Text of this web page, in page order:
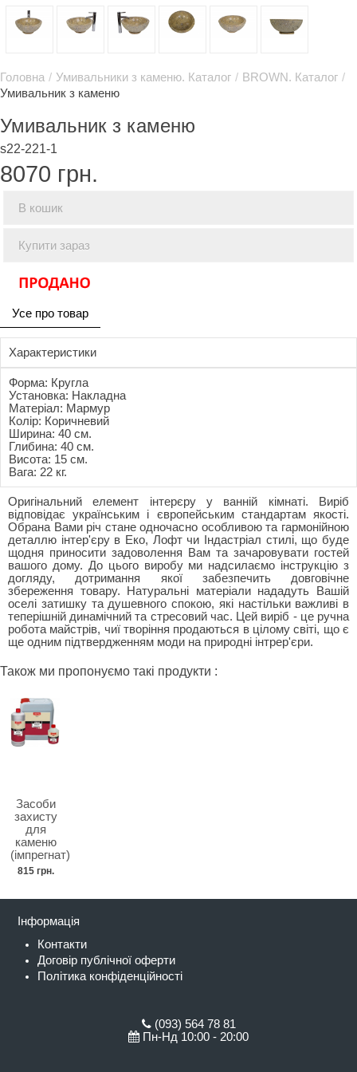
Головна / Умивальники з каменю. Каталог / BROWN. Каталог /
Умивальник з каменю
Умивальник з каменю
s22-221-1
8070 грн.
В кошик
Купити зараз
Усе про товар
Характеристики
Форма: Кругла
Установка: Накладна
Матеріал: Мармур
Колір: Коричневий
Ширина: 40 см.
Глибина: 40 см.
Висота: 15 см.
Вага: 22 кг.
Оригінальний елемент інтерєру у ванній кімнаті. Виріб
відповідає українським і європейським стандартам якості.
Обрана Вами річ стане одночасно особливою та гармонійною
деталлю інтер'єру в Еко, Лофт чи Індастріал стилі, що буде
щодня приносити задоволення Вам та зачаровувати гостей
вашого дому. До цього виробу ми надсилаємо інструкцію з
догляду, дотримання якої забезпечить довговічне
збереження товару. Натуральні матеріали нададуть Вашій
оселі затишку та душевного спокою, які настільки важливі в
теперішній динамічний та стресовий час. Цей виріб - це ручна
робота майстрів, чиї творіння продаються в цілому світі, що є
ще одним підтвердженням моди на природні інтрер'єри.
Також ми пропонуємо такі продукти :
Засоби
захисту
для
каменю
(імпрегнат)
815 грн.
Інформація
Контакти
Договір публічної оферти
Політика конфіденційності
(093) 564 78 81
Пн-Нд 10:00 - 20:00